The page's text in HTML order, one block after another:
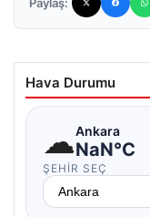
Hava Durumu
☁Ankara
NaN°C
ŞEHIR SEÇ